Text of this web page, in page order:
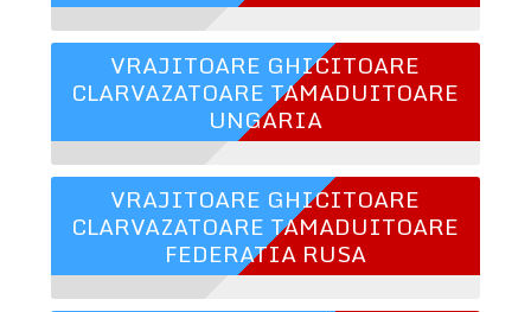
VRAJITOARE GHICITOARE
CLARVAZATOARE TAMADUITOARE
UNGARIA
VRAJITOARE GHICITOARE
CLARVAZATOARE TAMADUITOARE
FEDERATIA RUSA